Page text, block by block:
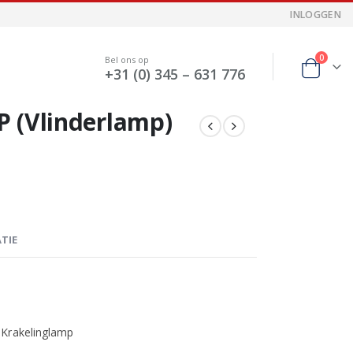
INLOGGEN
Bel ons op
+31 (0) 345 – 631 776
0
(Vlinderlamp)